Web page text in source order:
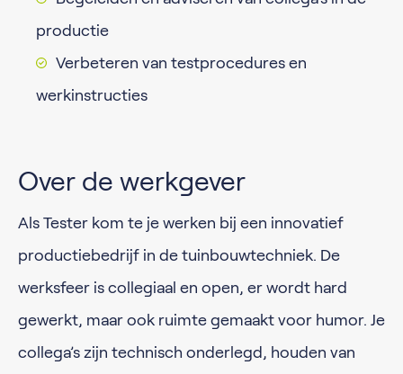
productie
Verbeteren van testprocedures en
werkinstructies
Over de werkgever
Als Tester kom te je werken bij een innovatief
productiebedrijf in de tuinbouwtechniek. De
werksfeer is collegiaal en open, er wordt hard
gewerkt, maar ook ruimte gemaakt voor humor. Je
collega’s zijn technisch onderlegd, houden van